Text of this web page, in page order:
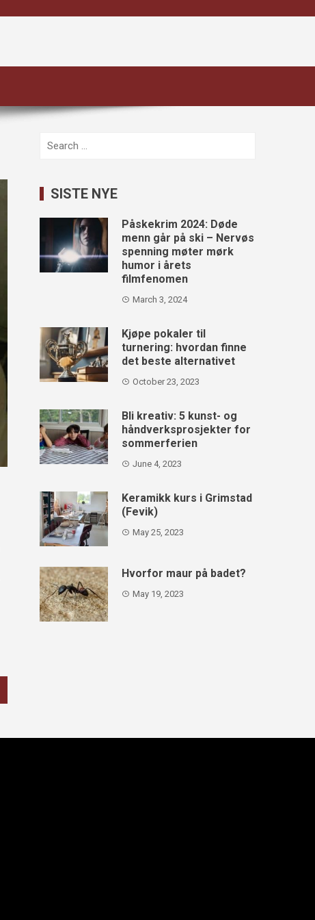
Search
SISTE NYE
Påskekrim 2024: Døde
menn går på ski – Nervøs
spenning møter mørk
humor i årets
filmfenomen
March 3, 2024
Kjøpe pokaler til
turnering: hvordan finne
det beste alternativet
October 23, 2023
Bli kreativ: 5 kunst- og
håndverksprosjekter for
sommerferien
June 4, 2023
Keramikk kurs i Grimstad
(Fevik)
May 25, 2023
Hvorfor maur på badet?
May 19, 2023